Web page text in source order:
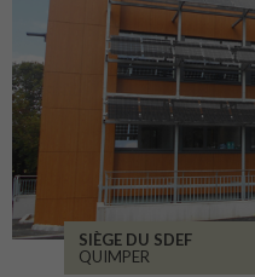
SIÈGE DU SDEF
QUIMPER